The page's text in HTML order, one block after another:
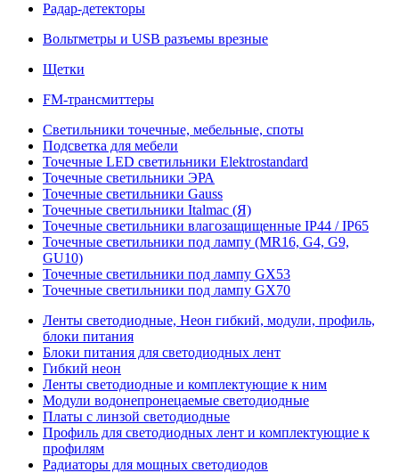
Радар-детекторы
Вольтметры и USB разъемы врезные
Щетки
FM-трансмиттеры
Светильники точечные, мебельные, споты
Подсветка для мебели
Точечные LED светильники Elektrostandard
Точечные светильники ЭРА
Точечные светильники Gauss
Точечные светильники Italmac (Я)
Точечные светильники влагозащищенные IP44 / IP65
Точечные светильники под лампу (MR16, G4, G9,
GU10)
Точечные светильники под лампу GX53
Точечные светильники под лампу GX70
Ленты светодиодные, Неон гибкий, модули, профиль,
блоки питания
Блоки питания для светодиодных лент
Гибкий неон
Ленты светодиодные и комплектующие к ним
Модули водонепронецаемые светодиодные
Платы с линзой светодиодные
Профиль для светодиодных лент и комплектующие к
профилям
Радиаторы для мощных светодиодов